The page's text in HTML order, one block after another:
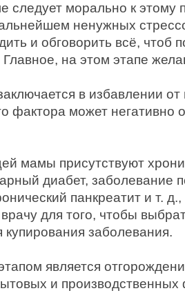
следует морально к этому
ненужных
и обговорить всё, чтоб
Главное, на этом этапе
в избавлении
фактора может негативно
мамы присутствуют
диабет, заболевание
панкреатит и т.
для того, чтобы
купирования заболевания.
является
и